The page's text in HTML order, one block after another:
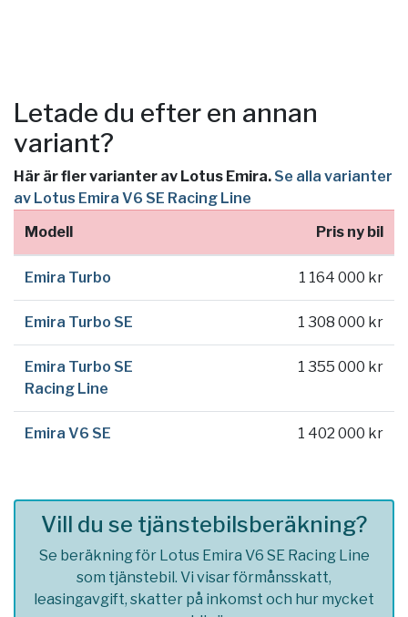
Letade du efter en annan
variant?
Här är fler varianter av Lotus Emira. Se alla varianter
av Lotus Emira V6 SE Racing Line
Modell
Pris ny bil
Emira Turbo 1 164 000 kr
Emira Turbo SE 1 308 000 kr
Emira Turbo SE
Racing Line
1 355 000 kr
Emira V6 SE 1 402 000 kr
Vill du se tjänstebilsberäkning?
Se beräkning för Lotus Emira V6 SE Racing Line
som tjänstebil. Vi visar förmånsskatt,
leasingavgift, skatter på inkomst och hur mycket